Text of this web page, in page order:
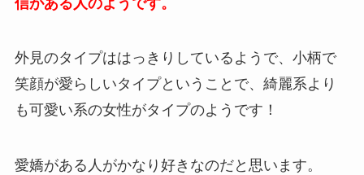
外見のタイプははっきりしているようで、小柄で
笑顔が愛らしいタイプということで、綺麗系より
も可愛い系の女性がタイプのようです！
愛嬌がある人がかなり好きなのだと思います。